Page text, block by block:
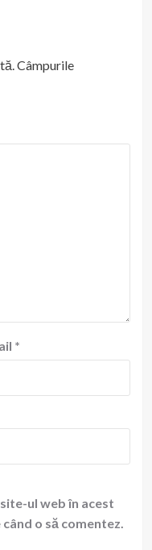
Câmpurile
*
ul web în acest
o să comentez.